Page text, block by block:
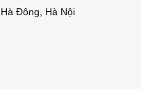
Đông, Hà Nội